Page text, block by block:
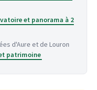
et panorama à 2
d'Aure et de Louron
patrimoine